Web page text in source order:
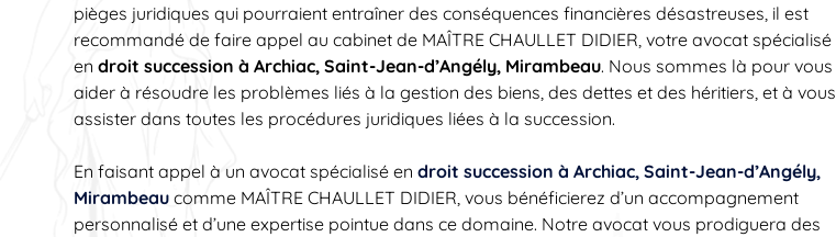
pièges juridiques qui pourraient entraîner des conséquences financières désastreuses, il est
recommandé de faire appel au cabinet de MAÎTRE CHAULLET DIDIER, votre avocat spécialisé
en droit succession à Archiac, Saint-Jean-d’Angély, Mirambeau. Nous sommes là pour vous
aider à résoudre les problèmes liés à la gestion des biens, des dettes et des héritiers, et à vous
assister dans toutes les procédures juridiques liées à la succession.
En faisant appel à un avocat spécialisé en droit succession à Archiac, Saint-Jean-d’Angély,
Mirambeaucomme MAÎTRE CHAULLET DIDIER, vous bénéficierez d’un accompagnement
personnalisé et d’une expertise pointue dans ce domaine. Notre avocat vous prodiguera des